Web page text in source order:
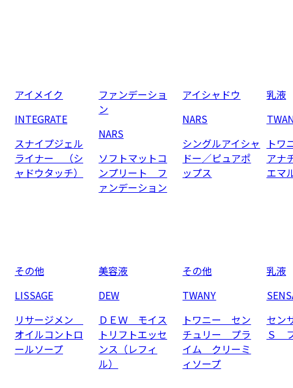
アイメイク
INTEGRATE
スナイプジェル
ライナー （シ
ャドウタッチ）
ファンデーショ
ン
NARS
ソフトマットコ
ンプリート フ
ァンデーション
アイシャドウ
NARS
シングルアイシャ
ドー／ピュアポ
ップス
乳液
ト
アナ
エマ
その他
LISSAGE
リサージメン
オイルコントロ
ールソープ
美容液
DEW
ＤＥＷ モイス
トリフトエッセ
ンス（レフィ
ル）
その他
TWANY
トワニー セン
チュリー プラ
イム クリーミ
ィソープ
乳液
セン
Ｓ